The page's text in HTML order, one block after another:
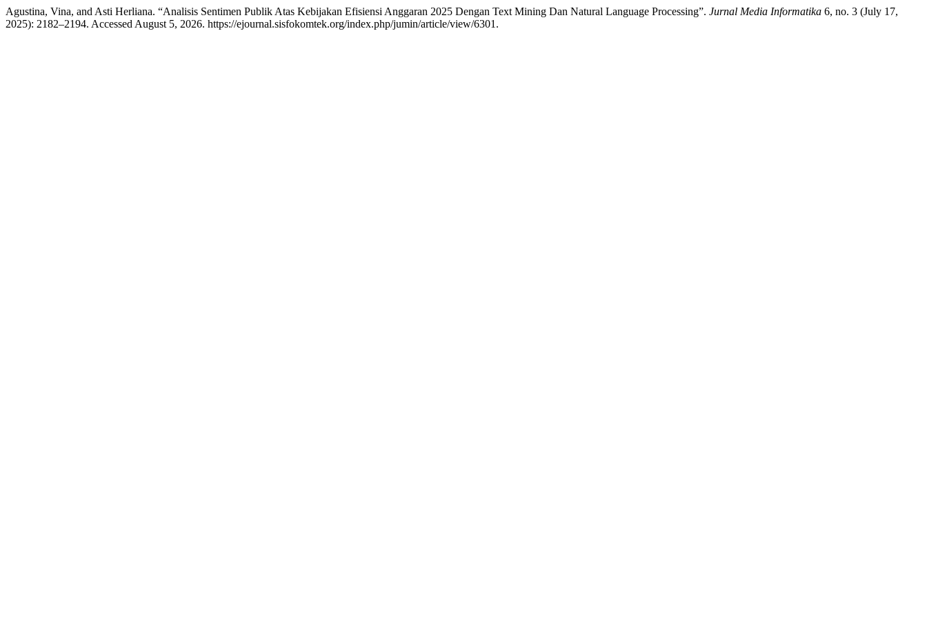
Agustina, Vina, and Asti Herliana. “Analisis Sentimen Publik Atas Kebijakan Efisiensi Anggaran 2025 Dengan Text Mining Dan Natural Language Processing”. Jurnal Media Informatika 6, no. 3 (July 17,
2025): 2182–2194. Accessed August 5, 2026. https://ejournal.sisfokomtek.org/index.php/jumin/article/view/6301.